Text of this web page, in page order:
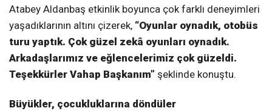
Atabey Aldanbaş etkinlik boyunca çok farklı deneyimleri
yaşadıklarının altını çizerek, “Oyunlar oynadık, otobüs
turu yaptık. Çok güzel zekâ oyunları oynadık.
Arkadaşlarımız ve eğlencelerimiz çok güzeldi.
Teşekkürler Vahap Başkanım” şeklinde konuştu.
Büyükler, çocukluklarına döndüler